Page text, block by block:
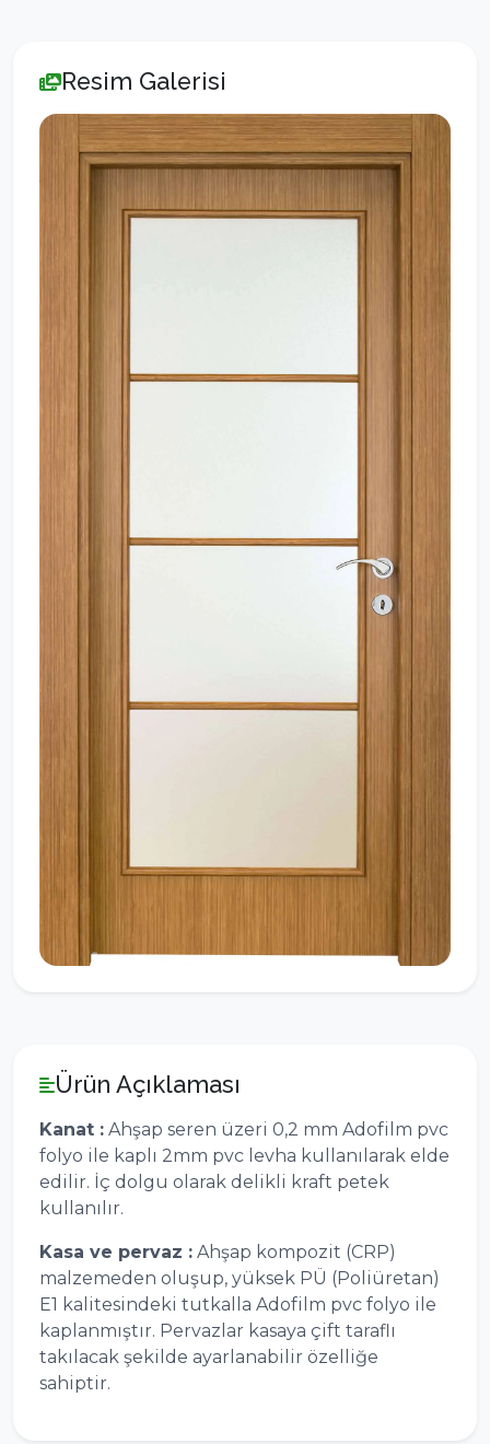
Resim Galerisi
Ürün Açıklaması
Kanat : Ahşap seren üzeri 0,2 mm Adofilm pvc
folyo ile kaplı 2mm pvc levha kullanılarak elde
edilir. İç dolgu olarak delikli kraft petek
kullanılır.
Kasa ve pervaz : Ahşap kompozit (CRP)
malzemeden oluşup, yüksek PÜ (Poliüretan)
E1 kalitesindeki tutkalla Adofilm pvc folyo ile
kaplanmıştır. Pervazlar kasaya çift taraflı
takılacak şekilde ayarlanabilir özelliğe
sahiptir.